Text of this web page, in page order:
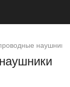
наушники